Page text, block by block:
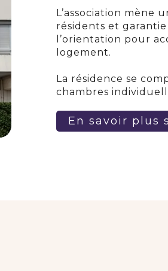
L’association mène
résidents et
l’orientation pour
logement.
La résidence se
chambres
En savoir plus